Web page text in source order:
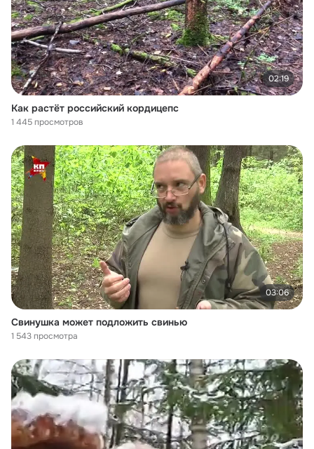
02:19
Как растёт российский кордицепс
1 445 просмотров
03:06
Свинушка может подложить свинью
1 543 просмотра